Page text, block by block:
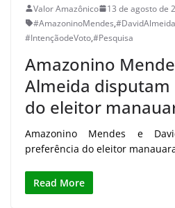
Valor Amazônico
13 de agosto de
#AmazoninoMendes,#DavidAlmeida
#IntençãodeVoto,#Pesquisa
Amazonino
Almeida
do eleitor
Amazonino Mendes e
preferência do eleitor
Read More